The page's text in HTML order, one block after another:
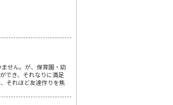
せん。が、保育園・幼
でき、それなりに満足
それほど友達作りを焦